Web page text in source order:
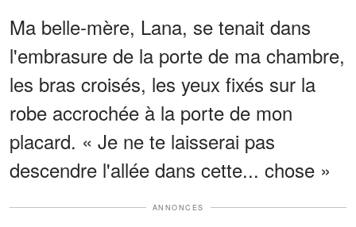
Ma belle-mère, Lana, se tenait dans
l'embrasure de la porte de ma chambre,
les bras croisés, les yeux fixés sur la
robe accrochée à la porte de mon
placard. « Je ne te laisserai pas
descendre l'allée dans cette... chose »
ANNONCES